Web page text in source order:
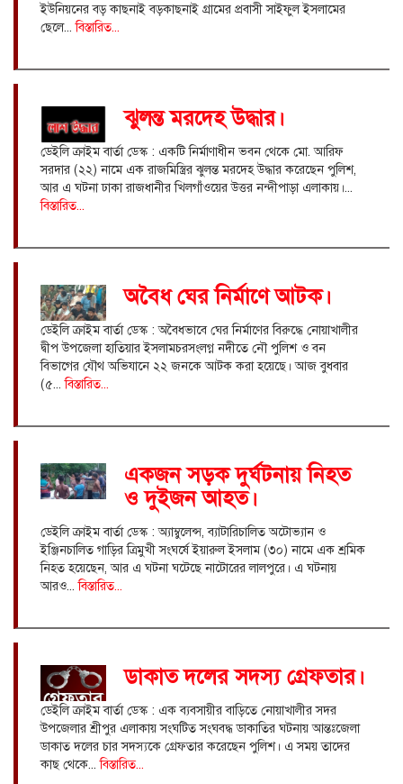
ইউনিয়নের বড় কাছনাই বড়কাছনাই গ্রামের প্রবাসী সাইফুল ইসলামের
ছেলে...বিস্তারিত...
ঝুলন্ত মরদেহ উদ্ধার।
ডেইলি ক্রাইম বার্তা ডেস্ক : একটি নির্মাণাধীন ভবন থেকে মো. আরিফ
সরদার (২২) নামে এক রাজমিস্ত্রির ঝুলন্ত মরদেহ উদ্ধার করেছেন পুলিশ,
আর এ ঘটনা ঢাকা রাজধানীর খিলগাঁওয়ের উত্তর নন্দীপাড়া এলাকায়।...
বিস্তারিত...
অবৈধ ঘের নির্মাণে আটক।
ডেইলি ক্রাইম বার্তা ডেস্ক : অবৈধভাবে ঘের নির্মাণের বিরুদ্ধে নোয়াখালীর
দ্বীপ উপজেলা হাতিয়ার ইসলামচরসংলগ্ন নদীতে নৌ পুলিশ ও বন
বিভাগের যৌথ অভিযানে ২২ জনকে আটক করা হয়েছে। আজ বুধবার
(৫...বিস্তারিত...
একজন সড়ক দুর্ঘটনায় নিহত
ও দুইজন আহত।
ডেইলি ক্রাইম বার্তা ডেস্ক : অ্যাম্বুলেন্স, ব্যাটারিচালিত অটোভ্যান ও
ইঞ্জিনচালিত গাড়ির ত্রিমুখী সংঘর্ষে ইয়ারুল ইসলাম (৩০) নামে এক শ্রমিক
নিহত হয়েছেন, আর এ ঘটনা ঘটেছে নাটোরের লালপুরে। এ ঘটনায়
আরও...বিস্তারিত...
ডাকাত দলের সদস্য গ্রেফতার।
ডেইলি ক্রাইম বার্তা ডেস্ক : এক ব্যবসায়ীর বাড়িতে নোয়াখালীর সদর
উপজেলার শ্রীপুর এলাকায় সংঘটিত সংঘবদ্ধ ডাকাতির ঘটনায় আন্তঃজেলা
ডাকাত দলের চার সদস্যকে গ্রেফতার করেছেন পুলিশ। এ সময় তাদের
কাছ থেকে...বিস্তারিত...